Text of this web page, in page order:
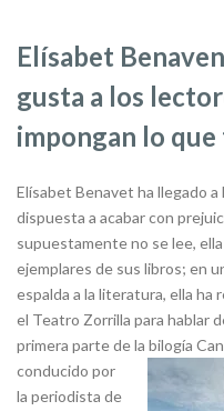
Elísabet
gusta a los
impongan lo
Elísabet Benavet ha llegado a
dispuesta a acabar con
supuestamente no se lee,
ejemplares de sus libros; en
espalda a la literatura, ella ha
el Teatro Zorrilla para hablar
primera parte de la bilogía
conducido por
la periodista de